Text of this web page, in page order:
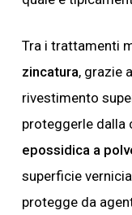
Tra i trattamenti
zincatura, grazie
rivestimento
proteggerle dalla
epossidica a
superficie
protegge da